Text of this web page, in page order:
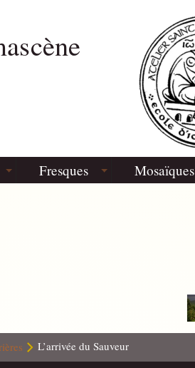
Fresques Mosaïques
L’arrivée du Sauveur